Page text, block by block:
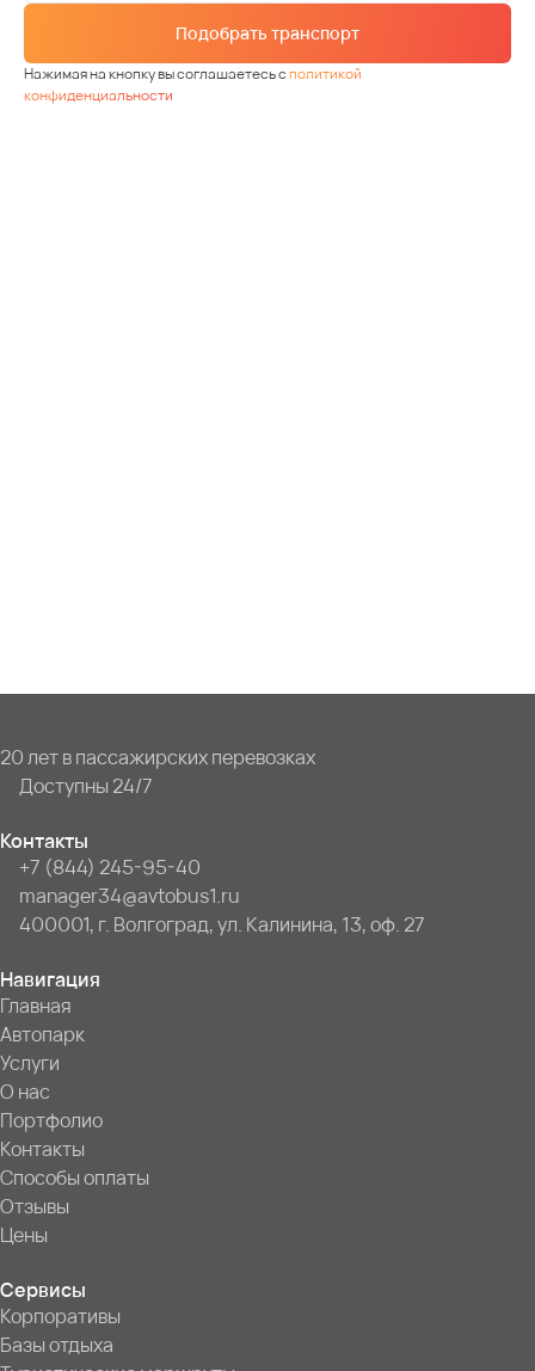
Подобрать транспорт
Нажимая на кнопку вы соглашаетесь сполитикой
конфиденциальности
20 лет в пассажирских перевозках
Доступны 24/7
Контакты
+7 (844) 245-95-40
manager34@avtobus1.ru
400001, г. Волгоград, ул. Калинина, 13, оф. 27
Навигация
Главная
Автопарк
Услуги
О нас
Портфолио
Контакты
Способы оплаты
Отзывы
Цены
Сервисы
Корпоративы
Базы отдыха